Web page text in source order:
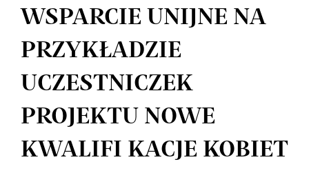
WSPARCIE UNIJNE NA
PRZYKŁADZIE
UCZESTNICZEK
PROJEKTU NOWE
KWALIFI KACJE KOBIET